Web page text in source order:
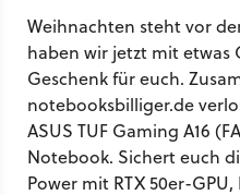
Weihnachten steht vor
haben wir jetzt mit etwas
Geschenk für euch.
notebooksbilliger.de
ASUS TUF Gaming A16
Notebook. Sichert euch
Power mit RTX 50er-